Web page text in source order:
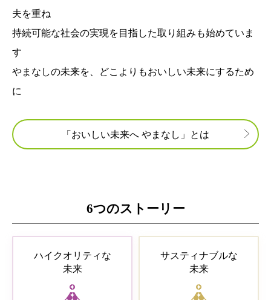
夫を重ね
持続可能な社会の実現を目指した取り組みも始めていま
す
やまなしの未来を、どこよりもおいしい未来にするため
に
「おいしい未来へ やまなし」とは
6つのストーリー
ハイクオリティな
未来
サスティナブルな
未来